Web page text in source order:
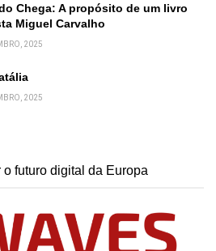
Chega: A propósito de um livro
Miguel Carvalho
2025
2025
futuro digital da Europa